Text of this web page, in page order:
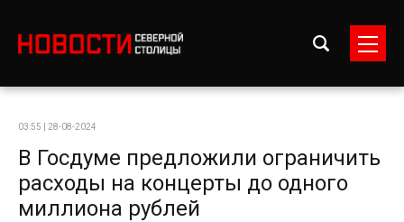
03:55 | 28-08-2024
В Госдуме предложили ограничить
расходы на концерты до одного
миллиона рублей